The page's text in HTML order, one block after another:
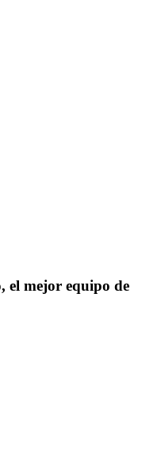
el mejor equipo de